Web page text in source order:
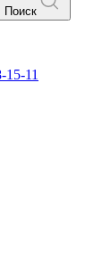
Поиск
15-11